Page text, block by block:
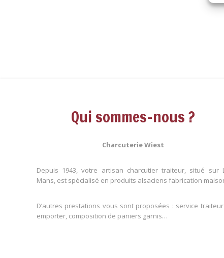
Qui sommes-nous ?
Charcuterie Wiest
Depuis 1943, votre artisan charcutier traiteur, situé sur
Mans, est spécialisé en produits alsaciens fabrication
D’autres prestations vous sont proposées : service
emporter, composition de paniers garnis…